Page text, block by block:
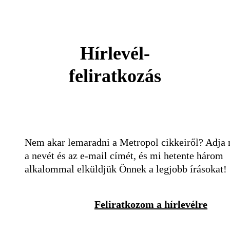
Hírlevél-
feliratkozás
Nem akar lemaradni a Metropol cikkeiről? Adja
a nevét és az e-mail címét, és mi hetente három
alkalommal elküldjük Önnek a legjobb írásokat!
Feliratkozom a hírlevélre